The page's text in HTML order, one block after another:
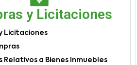
y Licitaciones
Licitaciones
a Bienes Inmuebles